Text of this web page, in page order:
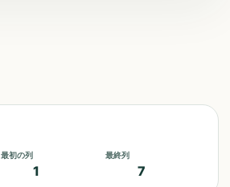
最初の列
1
最終列
7